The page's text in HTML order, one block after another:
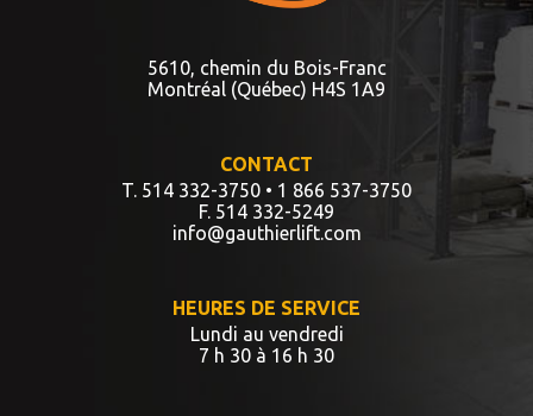
5610, chemin du Bois-Franc
Montréal (Québec) H4S 1A9
CONTACT
T. 514 332-3750 • 1 866 537-3750
F. 514 332-5249
info@gauthierlift.com
HEURES DE SERVICE
Lundi au vendredi
7 h 30 à 16 h 30